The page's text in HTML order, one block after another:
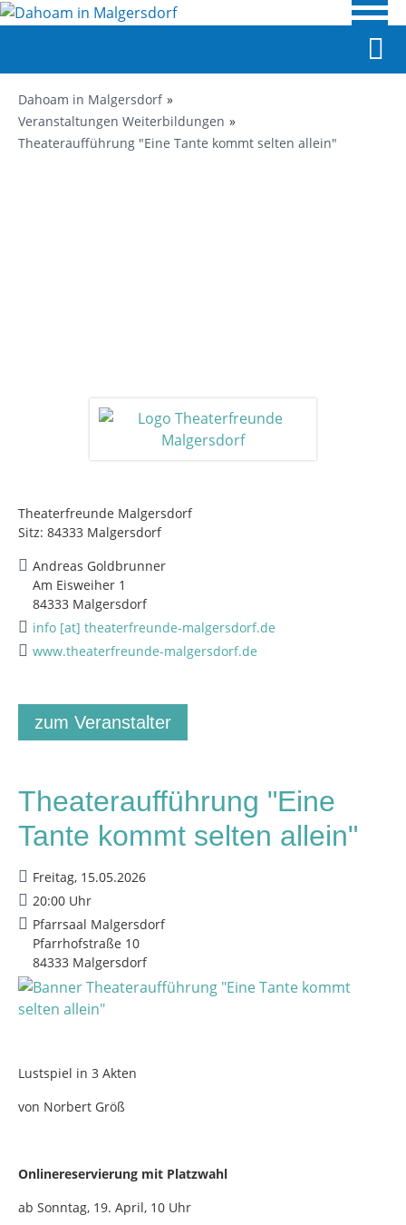
Dahoam in Malgersdorf
Veranstaltungen Weiterbildungen
Theateraufführung "Eine Tante kommt selten allein"
Theaterfreunde Malgersdorf
Sitz: 84333 Malgersdorf
Andreas Goldbrunner
Am Eisweiher 1
84333 Malgersdorf
info [at] theaterfreunde-malgersdorf.de
www.theaterfreunde-malgersdorf.de
zum Veranstalter
Theateraufführung "Eine
Tante kommt selten allein"
Freitag, 15.05.2026
20:00 Uhr
Pfarrsaal Malgersdorf
Pfarrhofstraße 10
84333 Malgersdorf
Lustspiel in 3 Akten
von Norbert Größ
Onlinereservierung mit Platzwahl
ab Sonntag, 19. April, 10 Uhr